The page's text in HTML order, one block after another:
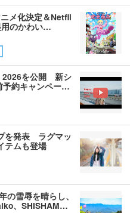
メ化決定＆Netfli
のかわい…
2026を公開 新シ
予約キャンペー…
を発表 ラグマッ
テムも登場
雪辱を晴らし、
、SHISHAM…